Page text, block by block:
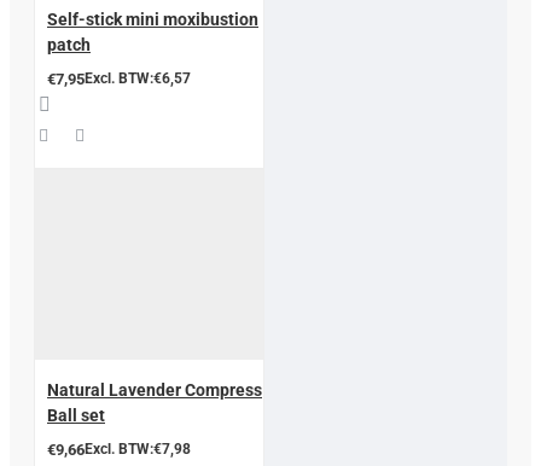
Self-stick mini moxibustion
patch
€7,95Excl. BTW:€6,57
Natural Lavender Compress
Ball set
€9,66Excl. BTW:€7,98